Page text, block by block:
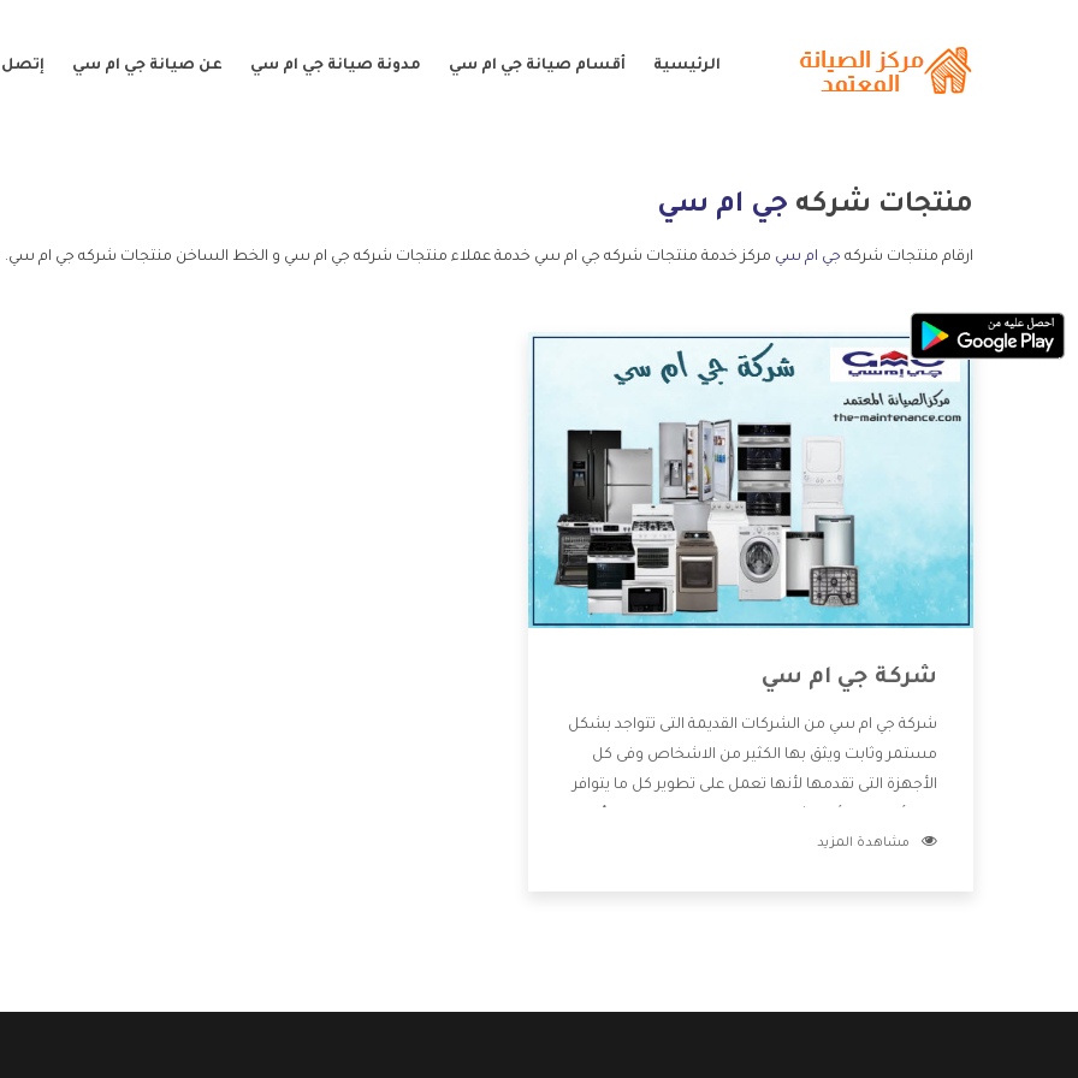
الرئيسية أقسام صيانة جي ام سي مدونة صيانة جي ام سي عن صيانة جي ام سي إتصل
منتجات شركه جي ام سي
ارقام منتجات شركه جي ام سي مركز خدمة منتجات شركه جي ام سي خدمة عملاء منتجات شركه جي ام سي و الخط الساخن منتجات شركه جي ام سي.
شركة جي ام سي
شركة جي ام سي من الشركات القديمة التى تتواجد بشكل
مستمر وثابت ويثق بها الكثير من الاشخاص وفى كل
الأجهزة التى تقدمها لأنها تعمل على تطوير كل ما يتوافر
خدمات ما بعد البيع مع المنتجات وتقدم للعملاء أقوى
مشاهدة المزيد